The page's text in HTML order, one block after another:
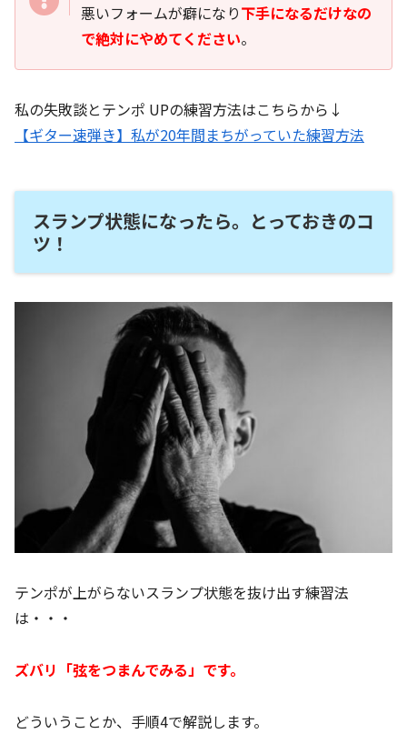
悪いフォームが癖になり下手になるだけなの
で絶対にやめてください。
私の失敗談とテンポ UPの練習方法はこちらから↓
【ギター速弾き】私が20年間まちがっていた練習方法
スランプ状態になったら。とっておきのコ
ツ！
テンポが上がらないスランプ状態を抜け出す練習法
は・・・
ズバリ「弦をつまんでみる」です。
どういうことか、手順4で解説します。